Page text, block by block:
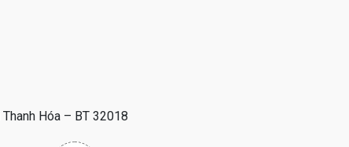
Hóa – BT 32018